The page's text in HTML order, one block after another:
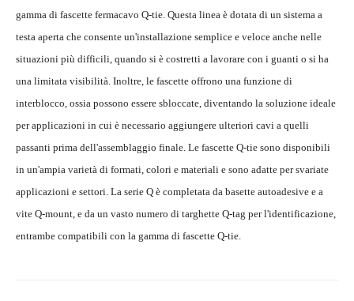
gamma di fascette fermacavo Q-tie. Questa linea è dotata di un sistema a
testa aperta che consente un'installazione semplice e veloce anche nelle
situazioni più difficili, quando si è costretti a lavorare con i guanti o si ha
una limitata visibilità. Inoltre, le fascette offrono una funzione di
interblocco, ossia possono essere sbloccate, diventando la soluzione ideale
per applicazioni in cui è necessario aggiungere ulteriori cavi a quelli
passanti prima dell'assemblaggio finale. Le fascette Q-tie sono disponibili
in un'ampia varietà di formati, colori e materiali e sono adatte per svariate
applicazioni e settori. La serie Q è completata da basette autoadesive e a
vite Q-mount, e da un vasto numero di targhette Q-tag per l'identificazione,
entrambe compatibili con la gamma di fascette Q-tie.